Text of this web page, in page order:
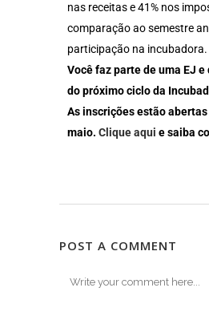
nas receitas e 41% nos
comparação ao semestre
participação na incubadora.
Você faz parte de uma EJ
do próximo ciclo da
As inscrições estão
maio. Clique aqui e saiba
POST A COMMENT